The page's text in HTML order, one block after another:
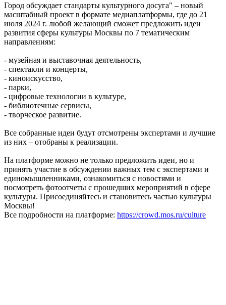
Город обсуждает стандарты культурного досуга" – новый
масштабный проект в формате медиаплатформы, где до 21
июля 2024 г. любой желающий сможет предложить идеи
развития сферы культуры Москвы по 7 тематическим
направлениям:
- музейная и выставочная деятельность,
- спектакли и концерты,
- киноискусство,
- парки,
- цифровые технологии в культуре,
- библиотечные сервисы,
- творческое развитие.
Все собранные идеи будут отсмотрены экспертами и лучшие
из них – отобраны к реализации.
На платформе можно не только предложить идеи, но и
принять участие в обсуждении важных тем с экспертами и
единомышленниками, ознакомиться с новостями и
посмотреть фотоотчеты с прошедших мероприятий в сфере
культуры. Присоединяйтесь и становитесь частью культуры
Москвы!
Все подробности на платформе: https://crowd.mos.ru/culture